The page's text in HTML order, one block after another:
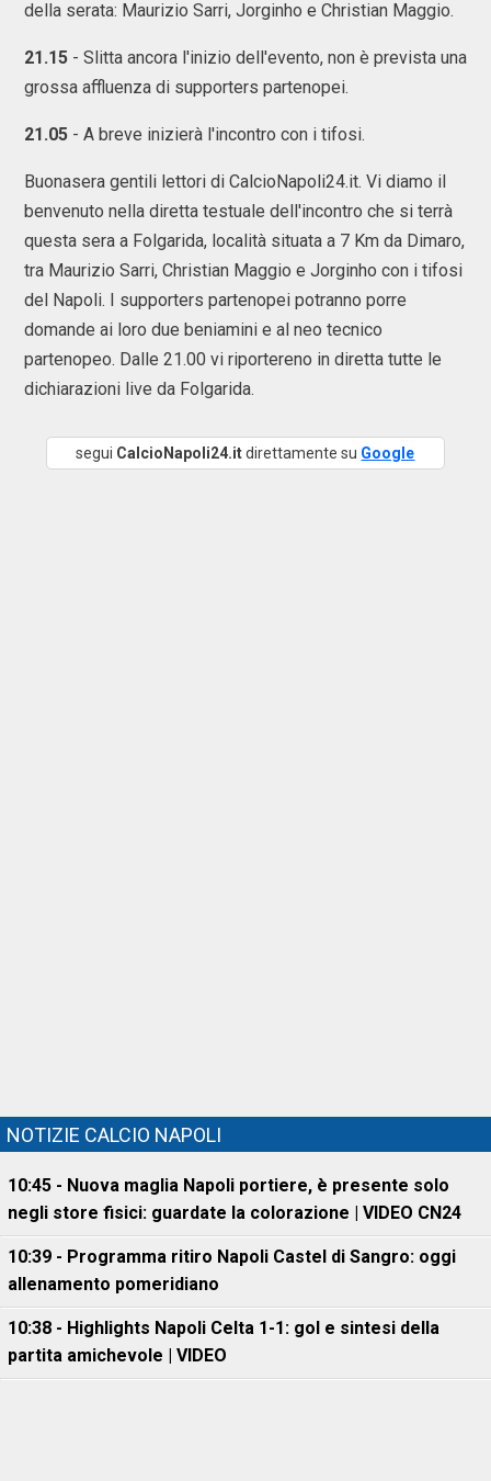
della serata: Maurizio Sarri, Jorginho e Christian Maggio.
21.15 - Slitta ancora l'inizio dell'evento, non è prevista una
grossa affluenza di supporters partenopei.
21.05 - A breve inizierà l'incontro con i tifosi.
Buonasera gentili lettori di CalcioNapoli24.it. Vi diamo il
benvenuto nella diretta testuale dell'incontro che si terrà
questa sera a Folgarida, località situata a 7 Km da Dimaro,
tra Maurizio Sarri, Christian Maggio e Jorginho con i tifosi
del Napoli. I supporters partenopei potranno porre
domande ai loro due beniamini e al neo tecnico
partenopeo. Dalle 21.00 vi riportereno in diretta tutte le
dichiarazioni live da Folgarida.
segui CalcioNapoli24.itdirettamente su Google
NOTIZIE CALCIO NAPOLI
10:45 - Nuova maglia Napoli portiere, è presente solo
negli store fisici: guardate la colorazione | VIDEO CN24
10:39 - Programma ritiro Napoli Castel di Sangro: oggi
allenamento pomeridiano
10:38 - Highlights Napoli Celta 1-1: gol e sintesi della
partita amichevole | VIDEO